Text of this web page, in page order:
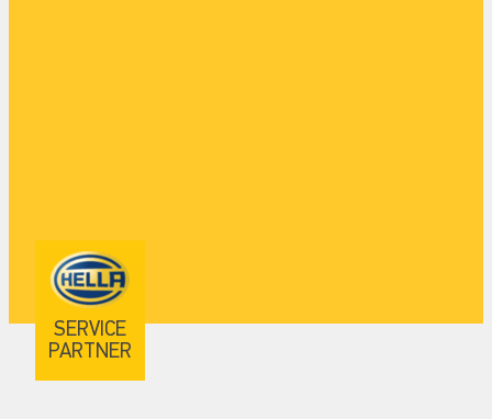
SERVICE
PARTNER